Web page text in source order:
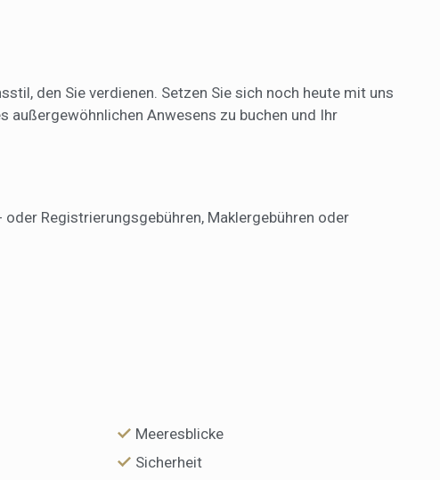
den Sie verdienen. Setzen Sie sich noch heute mit uns
außergewöhnlichen Anwesens zu buchen und Ihr
Registrierungsgebühren, Maklergebühren oder
Meeresblicke
Sicherheit